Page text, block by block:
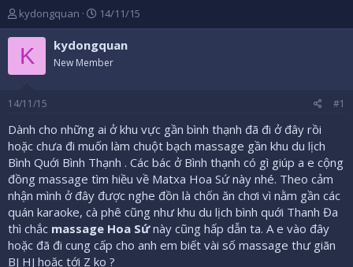
B
ắ
t
đ
kydongquan
N
g
à
y
b
ầ
u
14/11/15
K kydongquan
New Member
14/11/15 #1
Dành cho những ai ở khu vực gần bình thạnh đã đi ở đây rồi
hoặc chưa đi muốn làm chuột bạch massage gần khu du lịch
Bình Quới Bình Thạnh . Các bác ở Bình thạnh có gì giúp a e cộng
đồng massage tìm hiều về Matxa Hoa Sứ này nhé. Theo cảm
nhận mình ở đây được nghe đồn là chốn ăn chơi vì nằm gần các
quán karaoke, cà phê cũng như khu du lịch bình quới Thanh Đa
thì chắc massage Hoa Sứnày cũng hấp dẫn ta. A e vào đây
hoặc đã đi cung cấp cho anh em biết vài số massage thư giãn
BJ HJ hoặc tới Z ko ?